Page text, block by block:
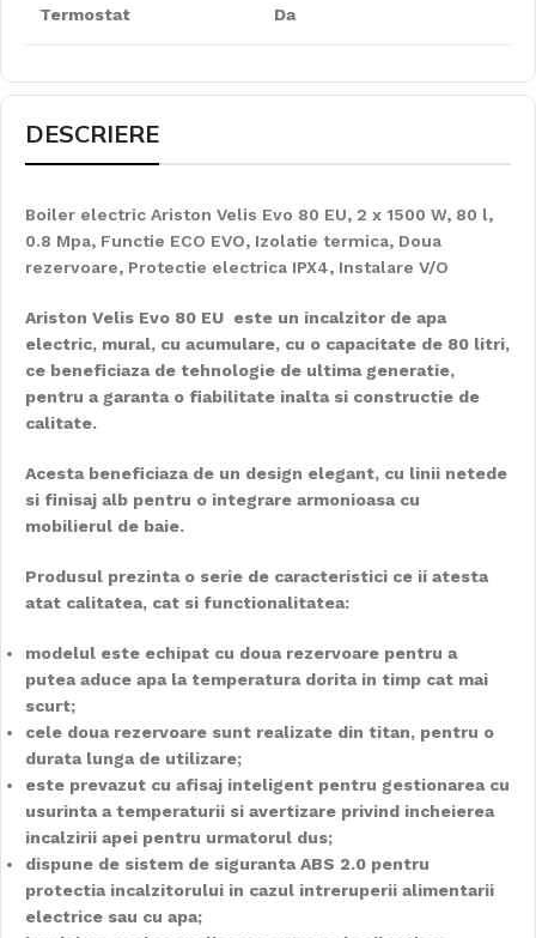
Termostat Da
DESCRIERE
Boiler electric Ariston Velis Evo 80 EU, 2 x 1500 W, 80 l,
0.8 Mpa, Functie ECO EVO, Izolatie termica, Doua
rezervoare, Protectie electrica IPX4, Instalare V/O
Ariston Velis Evo 80 EU este un incalzitor de apa
electric, mural, cu acumulare, cu o capacitate de 80 litri,
ce beneficiaza de tehnologie de ultima generatie,
pentru a garanta o fiabilitate inalta si constructie de
calitate.
Acesta beneficiaza de un design elegant, cu linii netede
si finisaj alb pentru o integrare armonioasa cu
mobilierul de baie.
Produsul prezinta o serie de caracteristici ce ii atesta
atat calitatea, cat si functionalitatea:
modelul este echipat cu doua rezervoare pentru a
putea aduce apa la temperatura dorita in timp cat mai
scurt;
cele doua rezervoare sunt realizate din titan, pentru o
durata lunga de utilizare;
este prevazut cu afisaj inteligent pentru gestionarea cu
usurinta a temperaturii si avertizare privind incheierea
incalzirii apei pentru urmatorul dus;
dispune de sistem de siguranta ABS 2.0 pentru
protectia incalzitorului in cazul intreruperii alimentarii
electrice sau cu apa;